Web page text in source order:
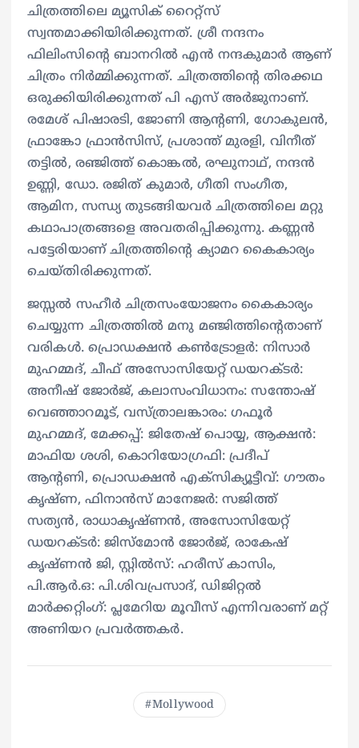
ചിത്രത്തിലെ മ്യൂസിക് റൈറ്റ്സ്
സ്വന്തമാക്കിയിരിക്കുന്നത്. ശ്രീ നന്ദനം
ഫിലിംസിന്റെ ബാനറിൽ എൻ നന്ദകുമാർ ആണ്
ചിത്രം നിർമ്മിക്കുന്നത്. ചിത്രത്തിന്റെ തിരക്കഥ
ഒരുക്കിയിരിക്കുന്നത് പി എസ് അർജുനാണ്.
രമേശ് പിഷാരടി, ജോണി ആന്റണി, ഗോകുലൻ,
ഫ്രാങ്കോ ഫ്രാൻസിസ്, പ്രശാന്ത് മുരളി, വിനീത്
തട്ടിൽ, രഞ്ജിത്ത് കൊങ്കൽ, രഘുനാഥ്, നന്ദൻ
ഉണ്ണി, ഡോ. രജിത് കുമാർ, ഗീതി സംഗീത,
ആമിന, സന്ധ്യ തുടങ്ങിയവർ ചിത്രത്തിലെ മറ്റു
കഥാപാത്രങ്ങളെ അവതരിപ്പിക്കുന്നു. കണ്ണൻ
പട്ടേരിയാണ് ചിത്രത്തിൻ്റെ ക്യാമറ കൈകാര്യം
ചെയ്തിരിക്കുന്നത്.
ജസ്സൽ സഹീർ ചിത്രസംയോജനം കൈകാര്യം
ചെയ്യുന്ന ചിത്രത്തിൽ മനു മഞ്ജിത്തിന്റെതാണ്
വരികൾ. പ്രൊഡക്ഷൻ കൺട്രോളർ: നിസാർ
മുഹമ്മദ്, ചീഫ് അസോസിയേറ്റ് ഡയറക്ടർ:
അനീഷ് ജോർജ്, കലാസംവിധാനം: സന്തോഷ്
വെഞ്ഞാറമൂട്, വസ്ത്രാലങ്കാരം: ഗഫൂർ
മുഹമ്മദ്, മേക്കപ്പ്: ജിതേഷ് പൊയ്യ, ആക്ഷൻ:
മാഫിയ ശശി, കൊറിയോഗ്രഫി: പ്രദീപ്
ആൻ്റണി, പ്രൊഡക്ഷൻ എക്സിക്യൂട്ടീവ്: ഗൗതം
കൃഷ്ണ, ഫിനാൻസ് മാനേജർ: സജിത്ത്
സത്യൻ, രാധാകൃഷ്ണൻ, അസോസിയേറ്റ്
ഡയറക്ടർ: ജിസ്മോൻ ജോർജ്, രാകേഷ്
കൃഷ്ണൻ ജി, സ്റ്റിൽസ്: ഹരീസ് കാസിം,
പി.ആർ.ഒ: പി.ശിവപ്രസാദ്, ഡിജിറ്റൽ
മാർക്കറ്റിംഗ്: പ്ലമേറിയ മൂവീസ് എന്നിവരാണ് മറ്റ്
അണിയറ പ്രവർത്തകർ.
Mollywood